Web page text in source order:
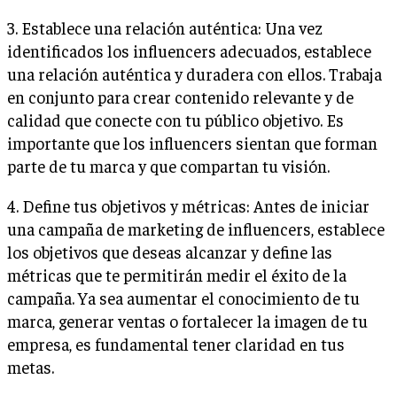
3. Establece una relación auténtica: Una vez
identificados los influencers adecuados, establece
una relación auténtica y duradera con ellos. Trabaja
en conjunto para crear contenido relevante y de
calidad que conecte con tu público objetivo. Es
importante que los influencers sientan que forman
parte de tu marca y que compartan tu visión.
4. Define tus objetivos y métricas: Antes de iniciar
una campaña de marketing de influencers, establece
los objetivos que deseas alcanzar y define las
métricas que te permitirán medir el éxito de la
campaña. Ya sea aumentar el conocimiento de tu
marca, generar ventas o fortalecer la imagen de tu
empresa, es fundamental tener claridad en tus
metas.